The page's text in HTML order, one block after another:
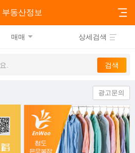
부동산정보
매매 상세검색
광고문의